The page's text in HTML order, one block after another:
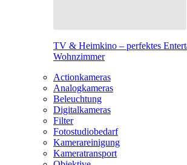
TV & Heimkino – perfektes
Wohnzimmer
Actionkameras
Analogkameras
Beleuchtung
Digitalkameras
Filter
Fotostudiobedarf
Kamerareinigung
Kameratransport